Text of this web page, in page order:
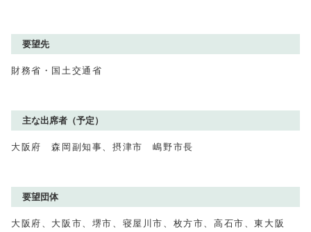
要望先
財務省・国土交通省
主な出席者（予定）
大阪府 森岡副知事、摂津市 嶋野市長
要望団体
大阪府、大阪市、堺市、寝屋川市、枚方市、高石市、東大阪